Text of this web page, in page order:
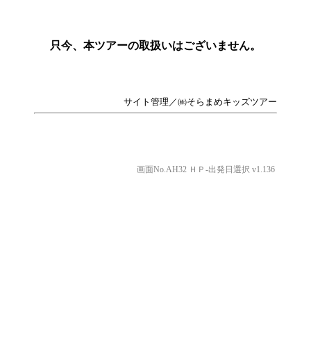
只今、本ツアーの取扱いはございません。
サイト管理／㈱そらまめキッズツアー
画面No.AH32 ＨＰ-出発日選択 v1.136